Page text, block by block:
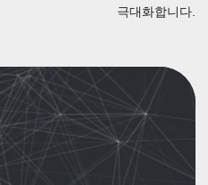
극대화합니다.